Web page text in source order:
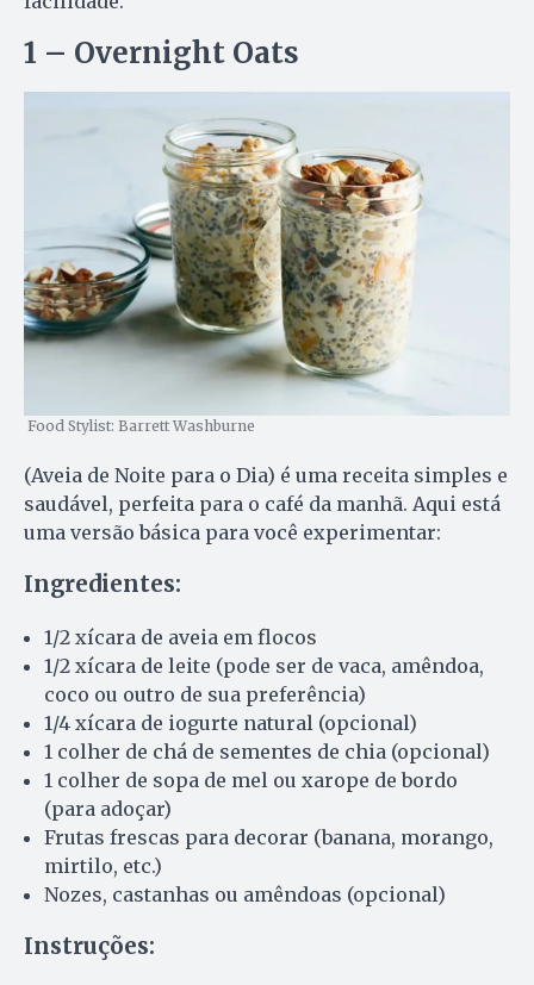
1 – Overnight Oats
Food Stylist: Barrett Washburne
(Aveia de Noite para o Dia) é uma receita simples e
saudável, perfeita para o café da manhã. Aqui está
uma versão básica para você experimentar:
Ingredientes:
1/2 xícara de aveia em flocos
1/2 xícara de leite (pode ser de vaca, amêndoa,
coco ou outro de sua preferência)
1/4 xícara de iogurte natural (opcional)
1 colher de chá de sementes de chia (opcional)
1 colher de sopa de mel ou xarope de bordo
(para adoçar)
Frutas frescas para decorar (banana, morango,
mirtilo, etc.)
Nozes, castanhas ou amêndoas (opcional)
Instruções: